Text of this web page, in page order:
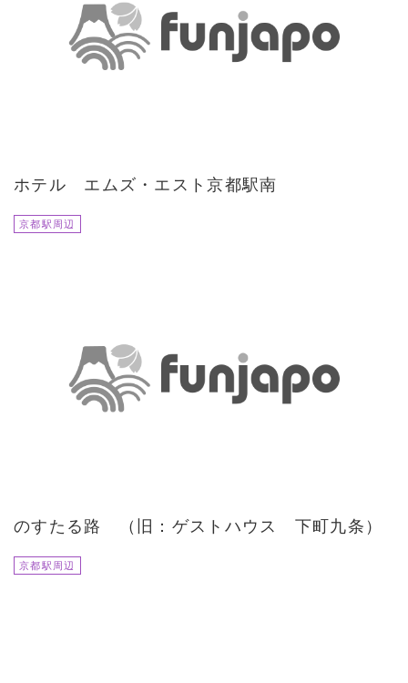
ホテル エムズ・エスト京都駅南
京都駅周辺
のすたる路 （旧：ゲストハウス 下町九条）
京都駅周辺